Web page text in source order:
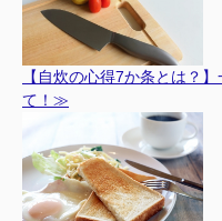
【自炊の心得7か条とは？
て！≫